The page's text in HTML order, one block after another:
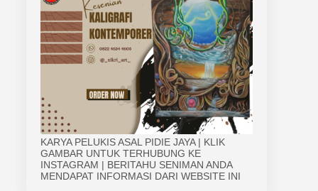
KARYA PELUKIS ASAL PIDIE JAYA | KLIK
GAMBAR UNTUK TERHUBUNG KE
INSTAGRAM | BERITAHU SENIMAN ANDA
MENDAPAT INFORMASI DARI WEBSITE INI